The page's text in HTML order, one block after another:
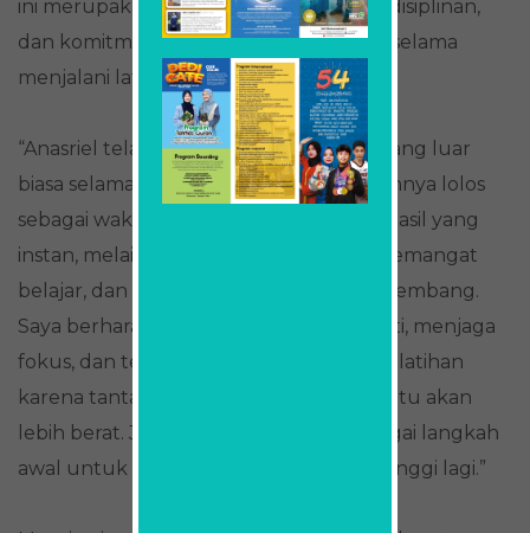
ini merupakan buah dari kerja keras, kedisiplinan,
dan komitmen yang telah ditunjukkan selama
menjalani latihan.
“Anasriel telah menunjukkan dedikasi yang luar
biasa selama proses latihan. Keberhasilannya lolos
sebagai wakil Kota Surabaya bukanlah hasil yang
instan, melainkan hasil dari konsistensi, semangat
belajar, dan kemauan untuk terus berkembang.
Saya berharap Anasriel tetap rendah hati, menjaga
fokus, dan terus meningkatkan kualitas latihan
karena tantangan di tingkat provinsi tentu akan
lebih berat. Jadikan pencapaian ini sebagai langkah
awal untuk meraih prestasi yang lebih tinggi lagi.”